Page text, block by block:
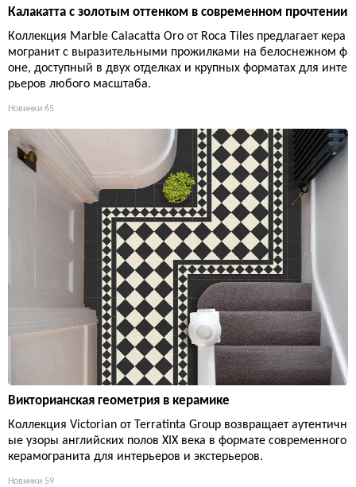
Калакатта с золотым оттенком в современном прочтении
Коллекция Marble Calacatta Oro от Roca Tiles предлагает кера
могранит с выразительными прожилками на белоснежном ф
оне, доступный в двух отделках и крупных форматах для инте
рьеров любого масштаба.
Новинки 65
Викторианская геометрия в керамике
Коллекция Victorian от Terratinta Group возвращает аутентичн
ые узоры английских полов XIX века в формате современного
керамогранита для интерьеров и экстерьеров.
Новинки 59